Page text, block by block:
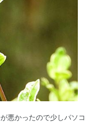
悪かったので少しパソコ